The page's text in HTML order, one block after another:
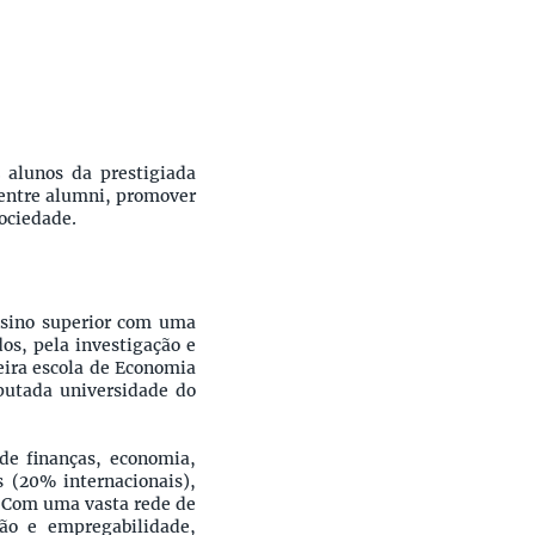
alunos da prestigiada
alumni, promover
superior com uma
pela investigação e
escola de Economia
universidade do
finanças, economia,
(20% internacionais),
uma vasta rede de
e empregabilidade,